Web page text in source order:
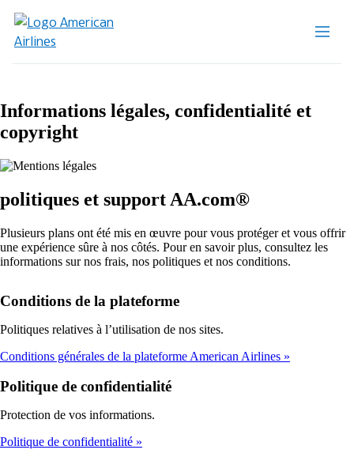
Informations légales, confidentialité et
copyright
politiques et support AA.com®
Plusieurs plans ont été mis en œuvre pour vous protéger et vous offrir
une expérience sûre à nos côtés. Pour en savoir plus, consultez les
informations sur nos frais, nos politiques et nos conditions.
Conditions de la plateforme
Politiques relatives à l’utilisation de nos sites.
Conditions générales de la plateforme American Airlines
Politique de confidentialité
Protection de vos informations.
Politique de confidentialité